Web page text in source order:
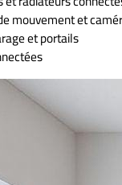
mouvement et
et portails